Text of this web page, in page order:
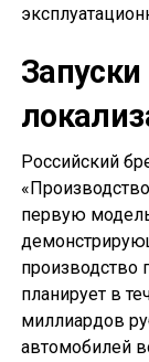
Российский
первую
планирует в
миллиардов
автомобилей